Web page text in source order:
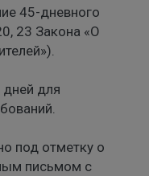
45-дневного
23 Закона «О
дней для
под отметку о
письмом с